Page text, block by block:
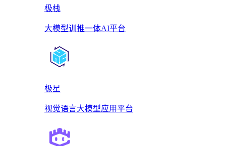
极栈
大模型训推一体AI平台
极星
视觉语言大模型应用平台